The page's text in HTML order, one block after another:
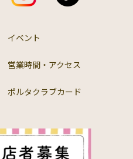
イベント
営業時間・アクセス
ポルタクラブカード